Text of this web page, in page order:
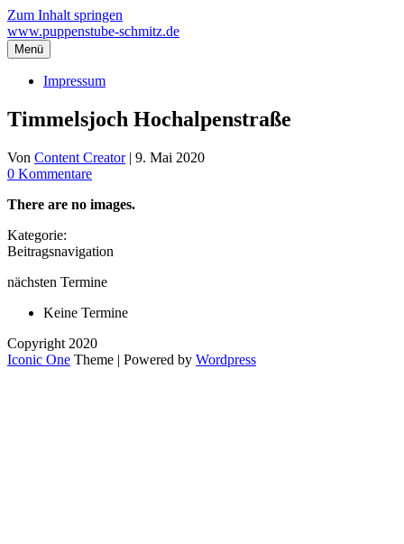
Zum Inhalt springen
www.puppenstube-schmitz.de
Menü
Impressum
Timmelsjoch Hochalpenstraße
Von Content Creator | 9. Mai 2020
0 Kommentare
There are no images.
Kategorie:
Beitragsnavigation
nächsten Termine
Keine Termine
Copyright 2020
Iconic One Theme | Powered by Wordpress